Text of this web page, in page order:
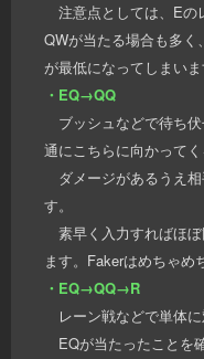
注意点としては、Eの
QWが当たる場合も多く
が最低になってしまいま
・EQ→QQ
ブッシュなどで待ち
通にこちらに向かって
ダメージがあるうえ
す。
素早く入力すればほ
ます。Fakerはめちゃめ
・EQ→QQ→R
レーン戦などで単体に
EQが当たったことを